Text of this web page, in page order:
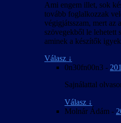
Ami engem illet, sok
tovább foglalkozzak
végigjátsszam, mert az
szövegekből le lehetett
aminek a készítők
Válasz ↓
0n30fn00n3 -
Sajnálattal
Válasz ↓
Molnár Ádám -